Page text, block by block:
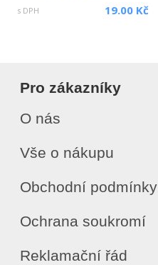
s DPH 19.00 Kč
Pro zákazníky
O nás
Vše o nákupu
Obchodní podmínky
Ochrana soukromí
Reklamační řád